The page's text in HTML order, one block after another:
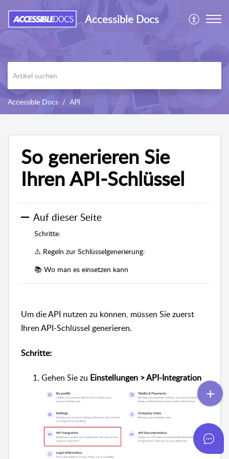
Accessible Docs
Accessible Docs API
So generieren Sie
Ihren API-Schlüssel
Auf dieser Seite
Schritte:
⚠️ Regeln zur Schlüsselgenerierung:
📚 Wo man es einsetzen kann
Um die API nutzen zu können, müssen Sie zuerst
Ihren API-Schlüssel generieren.
Schritte:
Gehen Sie zu Einstellungen > API-Integration